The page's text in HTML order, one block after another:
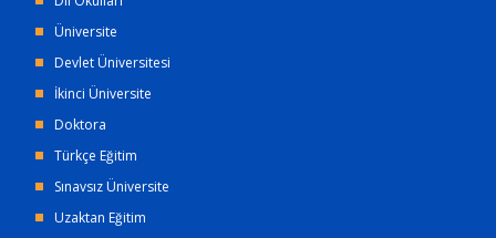
Üniversite
Devlet Üniversitesi
İkinci Üniversite
Doktora
Türkçe Eğitim
Sınavsız Üniversite
Uzaktan Eğitim